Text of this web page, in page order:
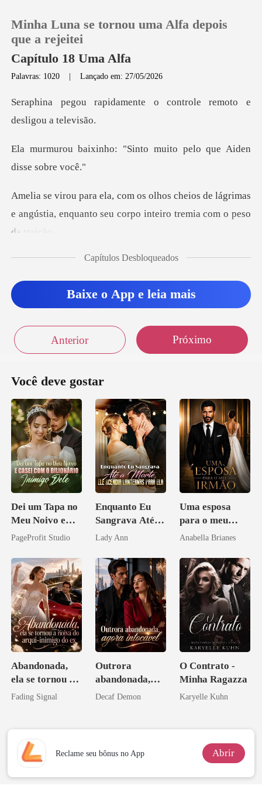
Loja
Histórico
Minha Luna se tornou uma Alfa depois
que a rejeitei
Capítulo 18 Uma Alfa
Palavras: 1020 |Lançado em: 27/05/2026
ente o controle remoto
"Sinto muito pelo que A
ios de lágrimas
e angústia, enquanto seu c
sussurrou com a voz emba
Capítulos Desbloqueados
Baixe o App e leia mais
Anterior Próximo
Você deve gostar
Dei um Tapa no
Meu Noivo e
Casei com o
Inimigo Dele
PageProfit Studio
Enquanto Eu
Sangrava Até a
Morte, Ele
Lanternas Para
Ela
Lady Ann
Uma esposa
para o meu
irmão
Anabella Brianes
Abandonada,
ela se tornou a
noiva do arqui-
Fading Signal
Outrora
abandonada,
agora intocável
Decaf Demon
O Contrato -
Minha Ragazza
Karyelle Kuhn
Reclame seu bônus no App Abrir